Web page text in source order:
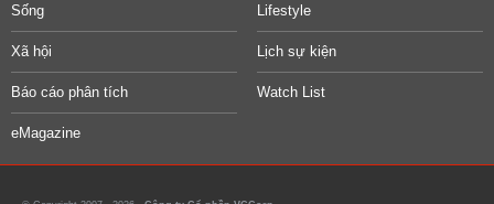
Sống Lifestyle
Xã hội Lịch sự kiện
Báo cáo phân tích Watch List
eMagazine